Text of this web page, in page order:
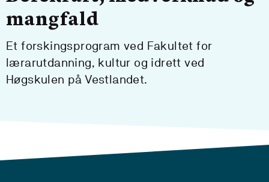
mangfald
Et forskingsprogram ved Fakultet for
lærarutdanning, kultur og idrett ved
Høgskulen på Vestlandet.